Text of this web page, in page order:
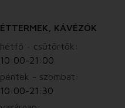
ÉTTERMEK, KÁVÉZÓK
hétfő - csütörtök:
10:00-21:00
péntek - szombat:
10:00-21:30